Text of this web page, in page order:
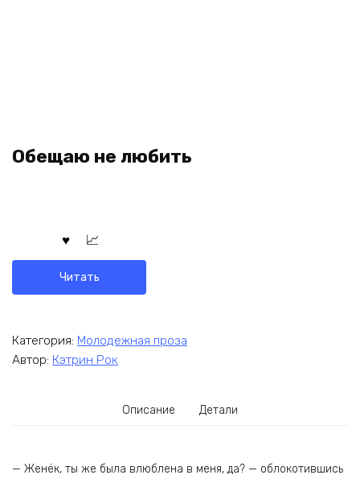
Обещаю не любить
Читать
Категория: Молодежная проза
Автор: Кэтрин Рок
Описание Детали
— Женёк, ты же была влюблена в меня, да? — облокотившись